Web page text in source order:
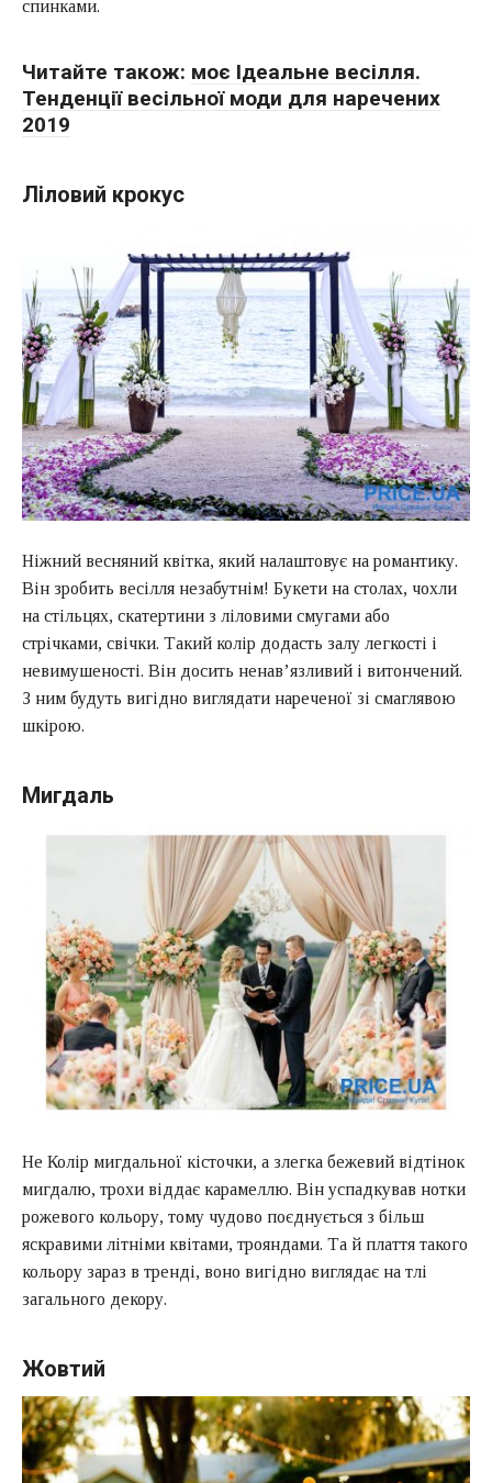
спинками.
Читайте також: моє Ідеальне весілля.
Тенденції весільної моди для наречених
2019
Ліловий крокус
Ніжний весняний квітка, який налаштовує на романтику.
Він зробить весілля незабутнім! Букети на столах, чохли
на стільцях, скатертини з ліловими смугами або
стрічками, свічки. Такий колір додасть залу легкості і
невимушеності. Він досить ненав’язливий і витончений.
З ним будуть вигідно виглядати нареченої зі смаглявою
шкірою.
Мигдаль
Не Колір мигдальної кісточки, а злегка бежевий відтінок
мигдалю, трохи віддає карамеллю. Він успадкував нотки
рожевого кольору, тому чудово поєднується з більш
яскравими літніми квітами, трояндами. Та й плаття такого
кольору зараз в тренді, воно вигідно виглядає на тлі
загального декору.
Жовтий